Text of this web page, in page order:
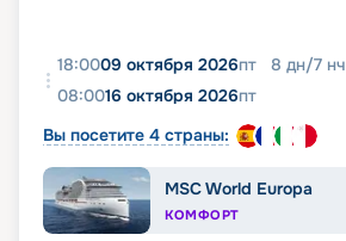
18:0009 октября 2026пт 8 дн/7 нч
08:0016 октября 2026пт
Вы посетите 4 страны:
MSC World Europa
КОМФОРТ